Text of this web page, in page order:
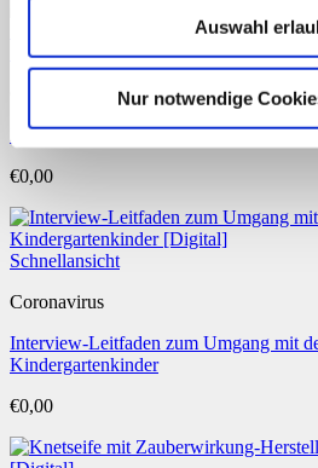
Auswahl
Nur notwendige
Schnellansicht
Interview-Leitfaden zum Umgang mit
€0,00
Schnellansicht
Coronavirus
Interview-Leitfaden zum Umgang mit
Kindergartenkinder
€0,00